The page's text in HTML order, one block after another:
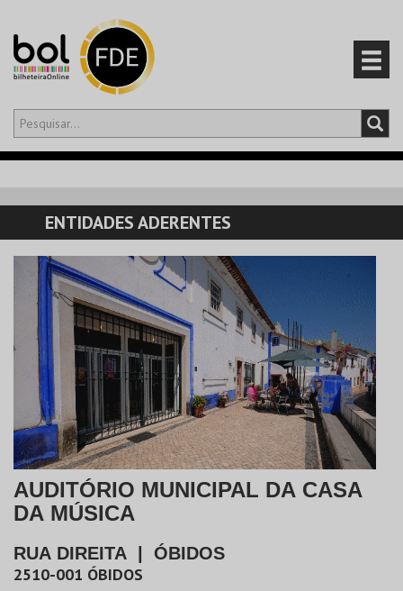
Olá,iniciar sessão
CARRINHO
EVENTOS
CARTÕES
PRODUTOS
ENTIDADES ADERENTES
AUDITÓRIO MUNICIPAL DA CASA
DA MÚSICA
RUA DIREITA ÓBIDOS
2510-001 ÓBIDOS